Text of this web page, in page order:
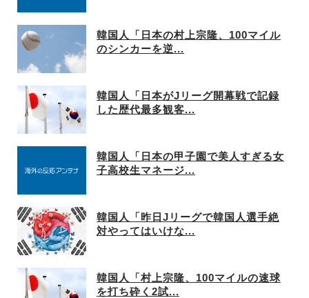
韓国人「日本の村上宗隆、100マイル
のシンカーを逆...
韓国人「日本がJリーグ開幕戦で記録
した歴代最多観客...
韓国人「日本の甲子園で美人すぎる女
子高校生マネージ...
韓国人「昨日Jリーグで韓国人選手絶
対やってはいけな...
韓国人「村上宗隆、100マイルの速球
を打ち砕く2試...